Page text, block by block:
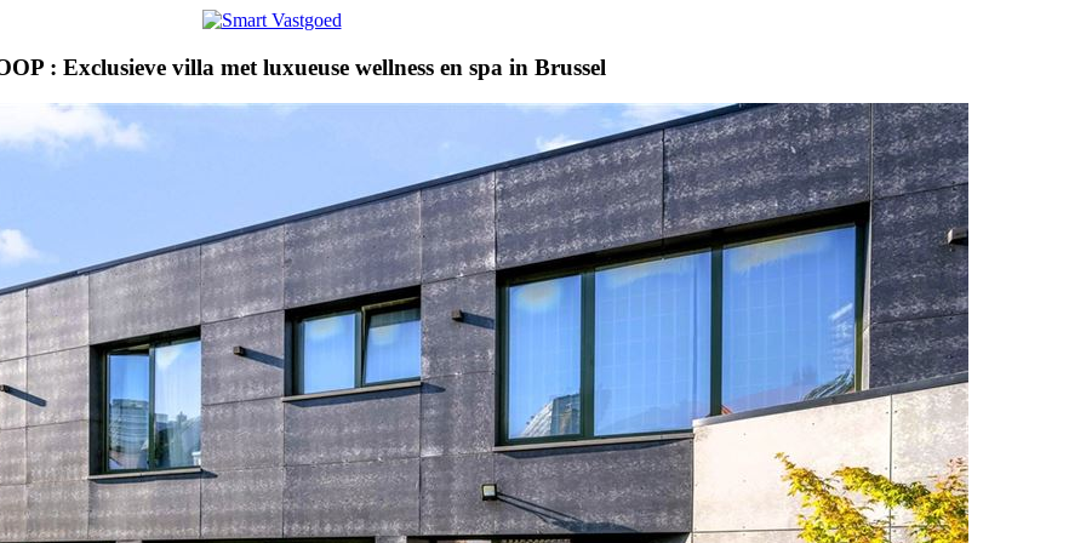
: Exclusieve villa met luxueuse wellness en spa in Brussel